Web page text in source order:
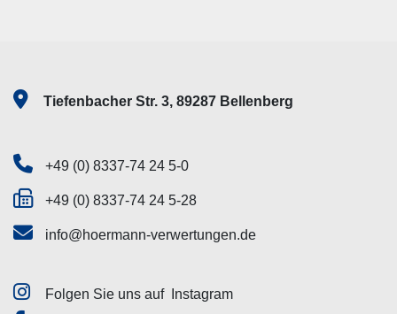
Tiefenbacher Str. 3, 89287 Bellenberg
+49 (0) 8337-74 24 5-0
+49 (0) 8337-74 24 5-28
info@hoermann-verwertungen.de
Folgen Sie uns auf
Instagram